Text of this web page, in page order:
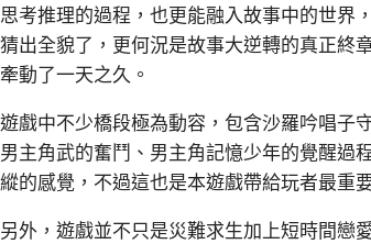
思考推理的過程，也更能融入故事中的世界
猜出全貌了，更何況是故事大逆轉的真正終
牽動了一天之久。
遊戲中不少橋段極為動容，包含沙羅吟唱子
男主角武的奮鬥、男主角記憶少年的覺醒過
縱的感覺，不過這也是本遊戲帶給玩者最重
另外，遊戲並不只是災難求生加上短時間戀